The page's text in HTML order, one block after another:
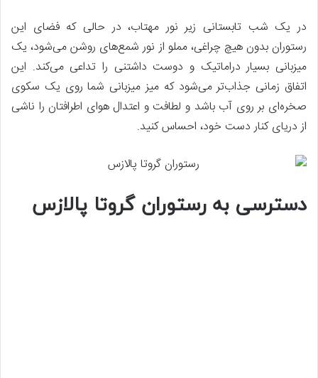
در یک شب تابستانی زیر نور مهتاب، در حالی که فضای این
رستوران بدون هیچ چراغی، مملو از نور شمع‌های روشن می‌شود، یک
میزبانی بسیار دراماتیک و دوست داشتنی را تداعی می‌کند. این
اتفاق زمانی جذاب‌تر می‌شود که میز میزبانی شما روی یک سکوی
صخره‌‌ای بر روی آب باشد و لطافت و اعتدال هوای اطرافتان را ناشی
از دریای کنار دست خود، احساس کنید.
دسترسی به رستوران گروتا پالازس